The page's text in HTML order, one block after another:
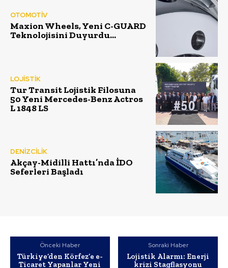
OTOMOTİV
Maxion Wheels, Yeni C-GUARD
Teknolojisini Duyurdu…
LOJİSTİK
Tur Transit Lojistik Filosuna
50 Yeni Mercedes-Benz Actros
L 1848 LS
DENİZCİLİK
Akçay-Midilli Hattı’nda İDO
Seferleri Başladı
Önceki Haber
Türkiye’den Körfez’e e-
Ticaret Yapanlar Yeni
Sonraki Haber
Lojistik Alarmı: Enerji
krizi Stagflasyonu